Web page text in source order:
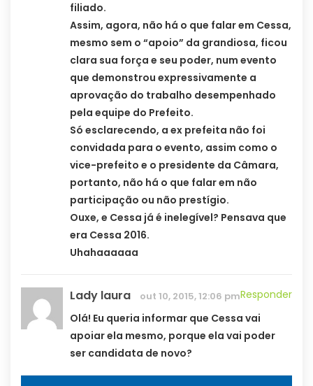
filiado.
Assim, agora, não há o que falar em Cessa,
mesmo sem o “apoio” da grandiosa, ficou
clara sua força e seu poder, num evento
que demonstrou expressivamente a
aprovação do trabalho desempenhado
pela equipe do Prefeito.
Só esclarecendo, a ex prefeita não foi
convidada para o evento, assim como o
vice-prefeito e o presidente da Câmara,
portanto, não há o que falar em não
participação ou não prestígio.
Ouxe, e Cessa já é inelegível? Pensava que
era Cessa 2016.
Uhahaaaaaa
Lady laura out 10, 2015, 12:06 pmResponder
Olá! Eu queria informar que Cessa vai
apoiar ela mesmo, porque ela vai poder
ser candidata de novo?